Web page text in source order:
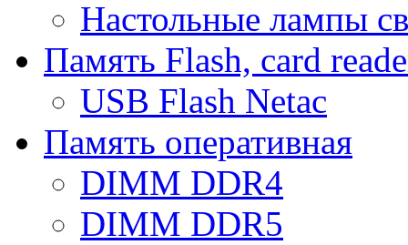
Настольные лампы
Память Flash, card
USB Flash Netac
Память оперативная
DIMM DDR4
DIMM DDR5